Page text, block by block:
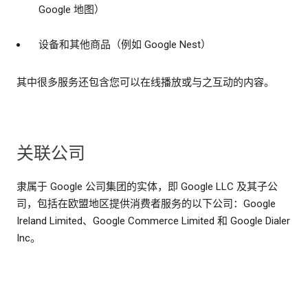
Google 地图）
设备和其他商品（例如 Google Nest）
其中很多服务还包含您可以在线播放或与之互动的内容。
关联公司
隶属于 Google 公司集团的实体，即 Google LLC 及其子公
司，包括在欧盟地区提供消费者服务的以下公司：Google
Ireland Limited、Google Commerce Limited 和 Google Dialer
Inc。